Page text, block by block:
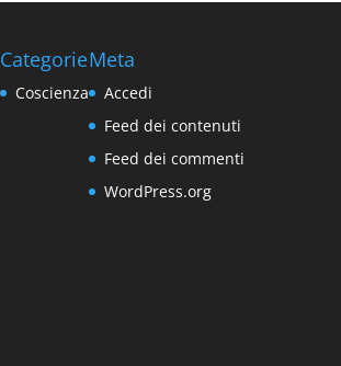
Categorie
Coscienza
Meta
Accedi
Feed dei contenuti
Feed dei commenti
WordPress.org